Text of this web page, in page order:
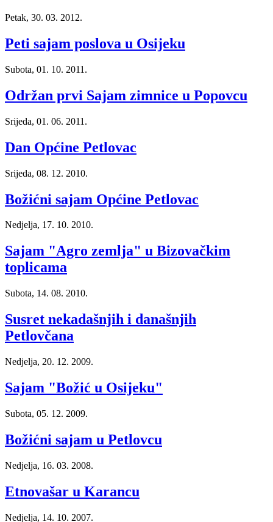
Petak, 30. 03. 2012.
Peti sajam poslova u Osijeku
Subota, 01. 10. 2011.
Održan prvi Sajam zimnice u Popovcu
Srijeda, 01. 06. 2011.
Dan Općine Petlovac
Srijeda, 08. 12. 2010.
Božićni sajam Općine Petlovac
Nedjelja, 17. 10. 2010.
Sajam "Agro zemlja" u Bizovačkim
toplicama
Subota, 14. 08. 2010.
Susret nekadašnjih i današnjih
Petlovčana
Nedjelja, 20. 12. 2009.
Sajam "Božić u Osijeku"
Subota, 05. 12. 2009.
Božićni sajam u Petlovcu
Nedjelja, 16. 03. 2008.
Etnovašar u Karancu
Nedjelja, 14. 10. 2007.